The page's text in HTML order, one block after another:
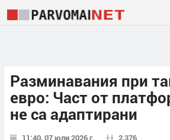
Разминавания при
евро: Част от
не са адаптирани
11:40, 07 юли 2026 г. 2,376